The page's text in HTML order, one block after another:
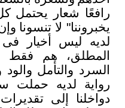
رافعًا شعار يحتمل
يخبروننا" لا تنسونا
لديه
ليس أخيار فى
المطلق،
هم فقط
السرد والتأمل والود
رواية
لديه حملت
دواخلنا
إلى تقديرات